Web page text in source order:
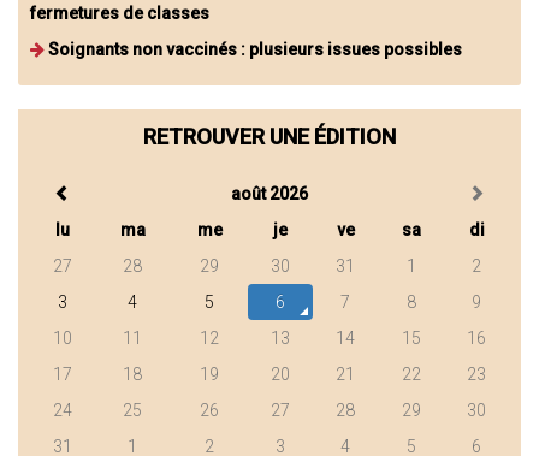
fermetures de classes
Soignants non vaccinés : plusieurs issues possibles
RETROUVER UNE ÉDITION
août 2026
lu
ma me je ve sa
di
27
28 29 30 31 1
2
3
4 5 6 7 8
9
10
11 12 13 14 15
16
17
18 19 20 21 22
23
24
25 26 27 28 29
30
31
1 2 3 4 5 6